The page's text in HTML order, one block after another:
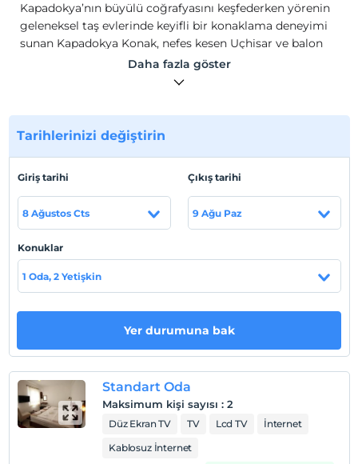
Kapadokya’nın büyülü coğrafyasını keşfederken yörenin
geleneksel taş evlerinde keyifli bir konaklama deneyimi
sunan Kapadokya Konak, nefes kesen Uçhisar ve balon
manzaralarıyla dikkat çekmektedir.
Kapadokya’nın büyülü coğrafyasını keşfederken yörenin
sunan Kapadokya Konak, nefes kesen Uçhisar ve balon
manzaralarıyla dikkat çekmektedir.
Tesis lokasyon bilgileri
Yeni Teşvikiye Cami 173 mt., Ömer Faruk Cami 281 mt.,
Karlık Yöresel Taş Fırını 471 mt. mesafededir.
Haritada Göster
Check/in
Check/out
En geç saat 12:00 ve öncesi
Evcil hayvan kabul edilmemektedir.
Daha fazla göster
Tarihlerinizi değiştirin
Giriş tarihi
8 Ağustos Cts
Çıkış tarihi
9 Ağu Paz
Konuklar
1 Oda, 2 Yetişkin
Yer durumuna bak
Standart Oda
Maksimum kişi sayısı : 2
Düz Ekran TV TV Lcd TV
İnternet
Kablosuz İnternet